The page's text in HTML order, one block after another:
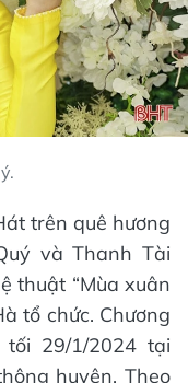
trên quê hương
và Thanh Tài
thuật “Mùa xuân
tổ chức. Chương
29/1/2024 tại
huyện. Theo